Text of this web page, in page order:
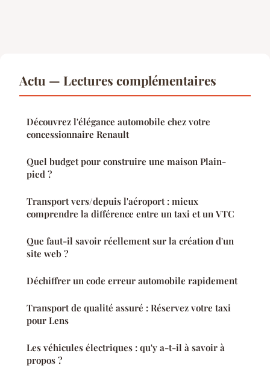
Actu — Lectures complémentaires
Découvrez l'élégance automobile chez votre
concessionnaire Renault
Quel budget pour construire une maison Plain-
pied ?
Transport vers/depuis l'aéroport : mieux
comprendre la différence entre un taxi et un VTC
Que faut-il savoir réellement sur la création d'un
site web ?
Déchiffrer un code erreur automobile rapidement
Transport de qualité assuré : Réservez votre taxi
pour Lens
Les véhicules électriques : qu'y a-t-il à savoir à
propos ?